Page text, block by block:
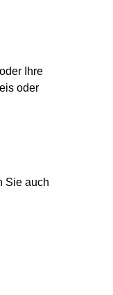
Ihre
oder
Sie auch